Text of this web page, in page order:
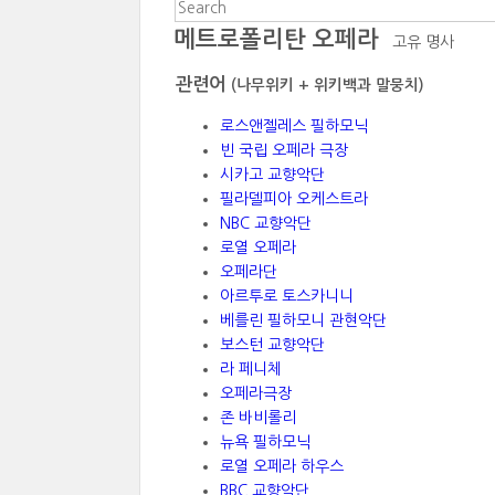
메트로폴리탄 오페라 고유 명사
관련어 (나무위키 + 위키백과 말뭉치)
로스앤젤레스 필하모닉
빈 국립 오페라 극장
시카고 교향악단
필라델피아 오케스트라
NBC 교향악단
로열 오페라
오페라단
아르투로 토스카니니
베를린 필하모니 관현악단
보스턴 교향악단
라 페니체
오페라극장
존 바비롤리
뉴욕 필하모닉
로열 오페라 하우스
BBC 교향악단